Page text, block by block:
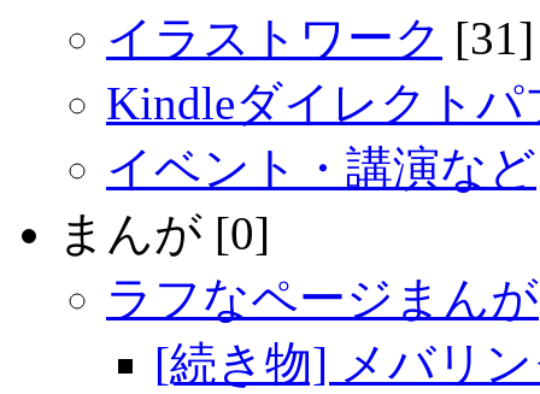
イラストワーク [31]
Kindleダイレクト
イベント・講演など
まんが [0]
ラフなページまんが
[続き物] メバリ